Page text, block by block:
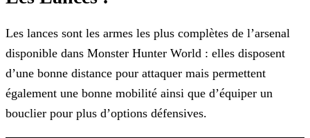
Les lances sont les armes les plus complètes de l’arsenal
disponible dans Monster Hunter World : elles disposent
d’une bonne distance pour attaquer mais permettent
également une bonne mobilité ainsi que d’équiper un
bouclier pour plus d’options défensives.